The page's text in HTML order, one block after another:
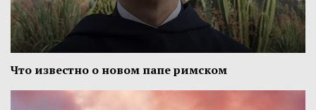
Что известно о новом папе римском